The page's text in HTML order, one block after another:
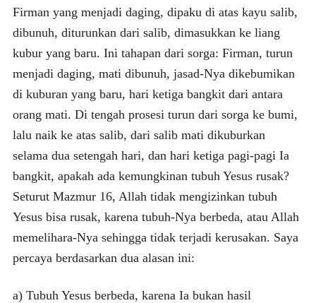
Firman yang menjadi daging, dipaku di atas kayu salib,
dibunuh, diturunkan dari salib, dimasukkan ke liang
kubur yang baru. Ini tahapan dari sorga: Firman, turun
menjadi daging, mati dibunuh, jasad-Nya dikebumikan
di kuburan yang baru, hari ketiga bangkit dari antara
orang mati. Di tengah prosesi turun dari sorga ke bumi,
lalu naik ke atas salib, dari salib mati dikuburkan
selama dua setengah hari, dan hari ketiga pagi-pagi Ia
bangkit, apakah ada kemungkinan tubuh Yesus rusak?
Seturut Mazmur 16, Allah tidak mengizinkan tubuh
Yesus bisa rusak, karena tubuh-Nya berbeda, atau Allah
memelihara-Nya sehingga tidak terjadi kerusakan. Saya
percaya berdasarkan dua alasan ini:
a) Tubuh Yesus berbeda, karena Ia bukan hasil